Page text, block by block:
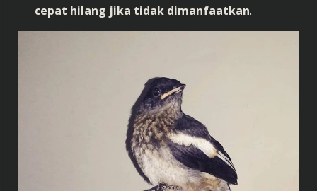
cepat hilang jika tidak dimanfaatkan.